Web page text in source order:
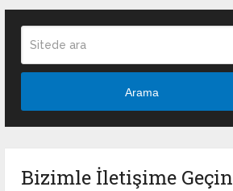
Arama
Bizimle İletişime Geçin